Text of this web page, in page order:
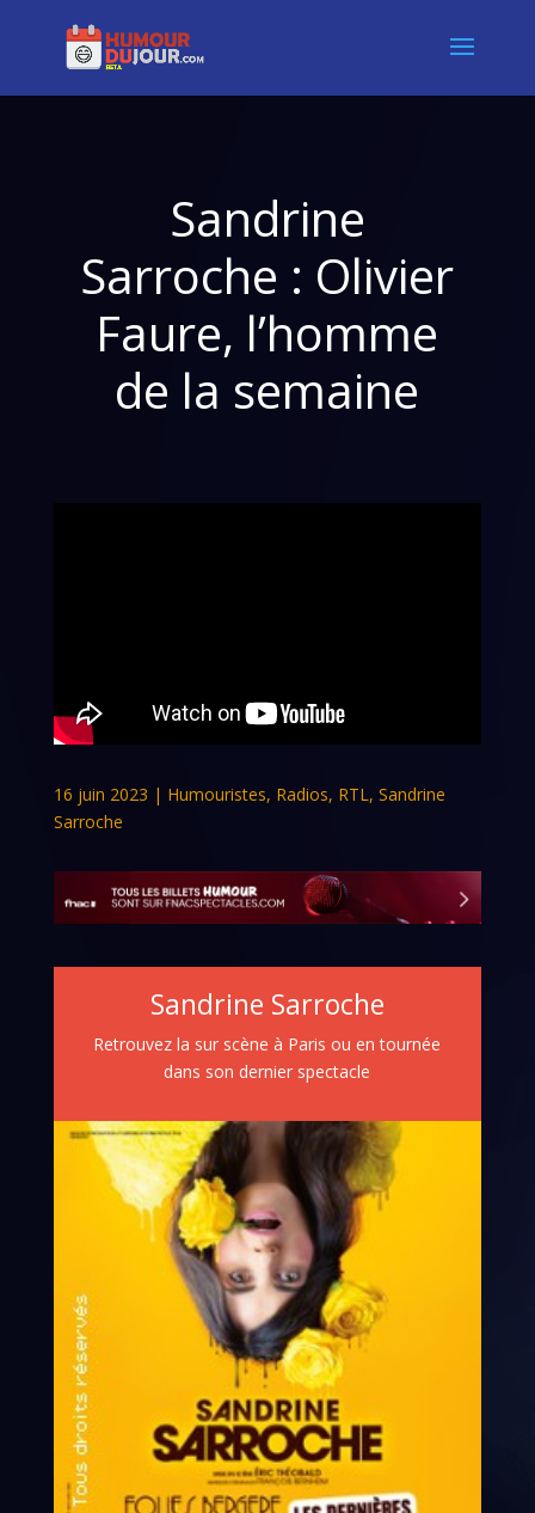
Sandrine
Sarroche : Olivier
Faure, l’homme
de la semaine
16 juin 2023 | Humouristes, Radios, RTL , Sandrine
Sarroche
Sandrine Sarroche
Retrouvez la sur scène à Paris ou en tournée
dans son dernier spectacle